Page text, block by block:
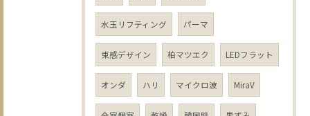
水玉リフティング パーマ
束感デザイン 柏マツエク LEDフラット
オンダ ハリ マイクロ波 MiraV